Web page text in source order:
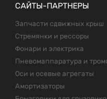
САЙТЫ-ПАРТНЕРЫ
Запчасти сдвижных крыш
Стремянки и рессоры
Фонари и электрика
Пневомаппаратура и
Оси и осевые агрегаты
Амортизаторы